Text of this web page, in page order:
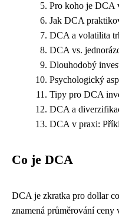
Pro koho je DCA
Jak DCA
DCA a volatilita
DCA vs.
Dlouhodobý
Psychologický
Tipy pro DCA
DCA a
DCA v praxi:
Co je DCA
DCA je zkratka pro dollar
znamená průměrování ceny